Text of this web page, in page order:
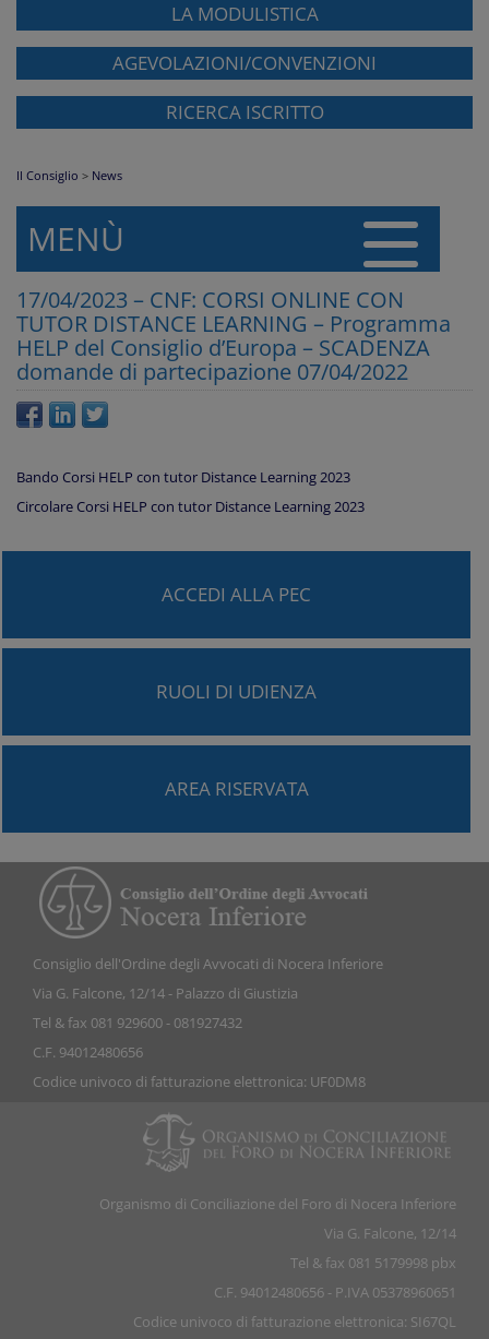
LA MODULISTICA
AGEVOLAZIONI/CONVENZIONI
RICERCA ISCRITTO
Il Consiglio > News
MENÙ
17/04/2023 – CNF: CORSI ONLINE CON
TUTOR DISTANCE LEARNING – Programma
HELP del Consiglio d’Europa – SCADENZA
domande di partecipazione 07/04/2022
Bando Corsi HELP con tutor Distance Learning 2023
Circolare Corsi HELP con tutor Distance Learning 2023
ACCEDI ALLA PEC
RUOLI DI UDIENZA
AREA RISERVATA
Consiglio dell'Ordine degli Avvocati di Nocera Inferiore
Via G. Falcone, 12/14 - Palazzo di Giustizia
Tel & fax 081 929600 - 081927432
C.F. 94012480656
Codice univoco di fatturazione elettronica: UF0DM8
Organismo di Conciliazione del Foro di Nocera Inferiore
Via G. Falcone, 12/14
Tel & fax 081 5179998 pbx
C.F. 94012480656 - P.IVA 05378960651
Codice univoco di fatturazione elettronica: SI67QL